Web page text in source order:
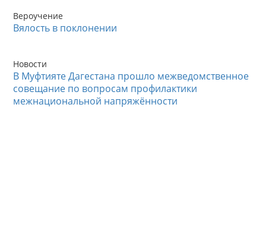
Вероучение
Вялость в поклонении
Новости
В Муфтияте Дагестана прошло межведомственное
совещание по вопросам профилактики
межнациональной напряжённости